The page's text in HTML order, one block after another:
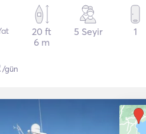
20 ft
6 m
5 Seyir 1
/gün